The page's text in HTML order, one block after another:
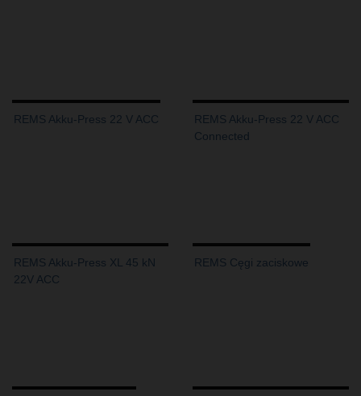
REMS Akku-Press 22 V ACC
REMS Akku-Press 22 V ACC
Connected
REMS Akku-Press XL 45 kN
22V ACC
REMS Cęgi zaciskowe